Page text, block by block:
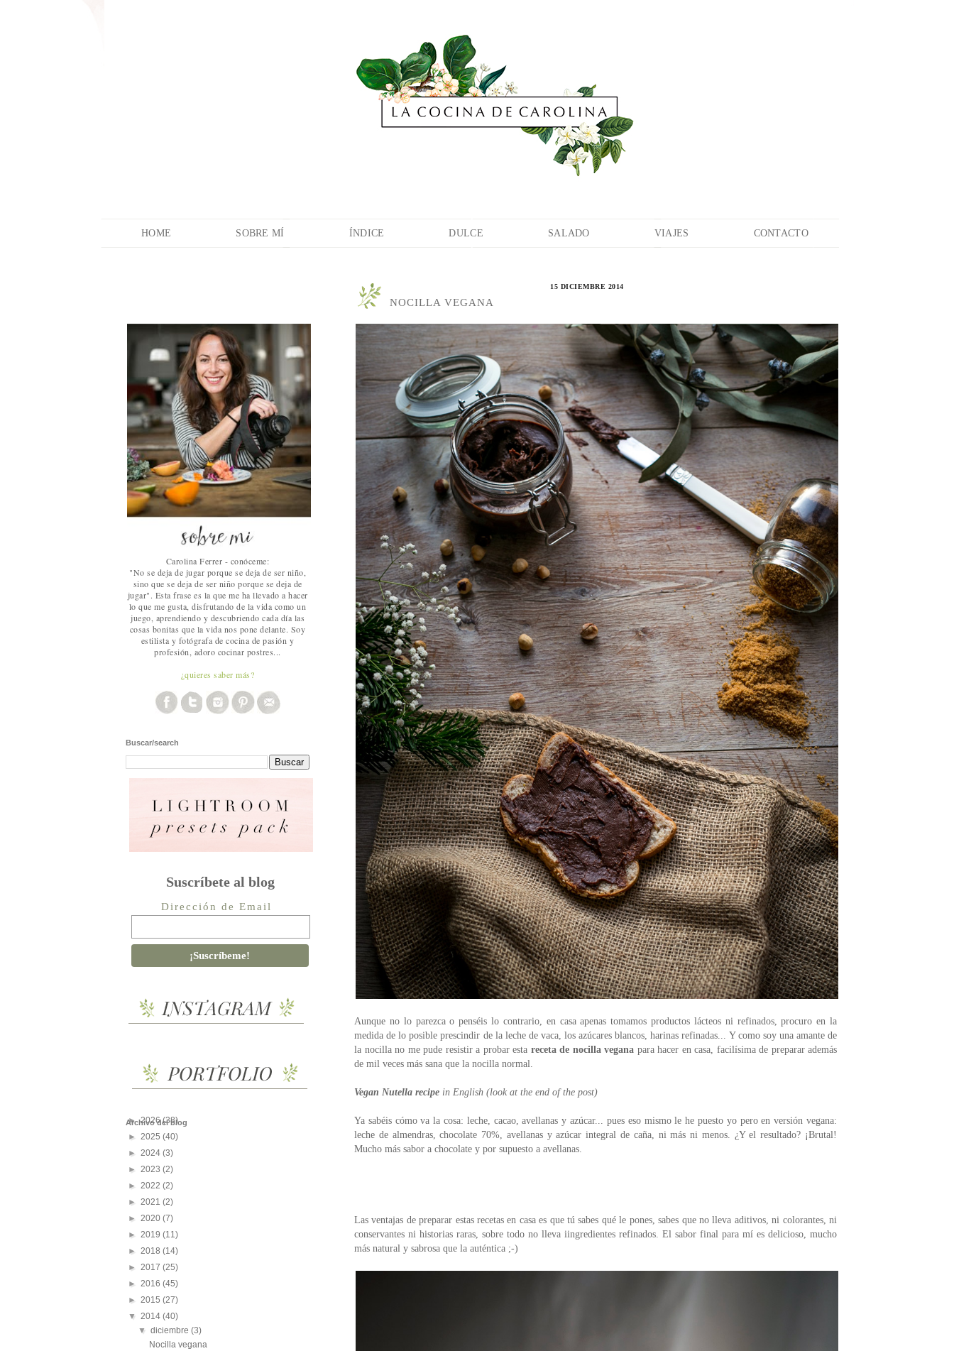
HOME SOBRE MÍ ÍNDICE DULCE SALADO VIAJES CONTACTO
15 DICIEMBRE 2014
NOCILLA VEGANA
Aunque no lo parezca o penséis lo contrario, en casa apenas tomamos productos lácteos ni refinados, procuro en la
medida de lo posible prescindir de la leche de vaca, los azúcares blancos, harinas refinadas... Y como soy una amante de
la nocilla no me pude resistir a probar esta receta de nocilla vegana para hacer en casa, facilísima de preparar además
de mil veces más sana que la nocilla normal.
Vegan Nutella recipe in English (look at the end of the post)
Ya sabéis cómo va la cosa: leche, cacao, avellanas y azúcar... pues eso mismo le he puesto yo pero en versión vegana:
leche de almendras, chocolate 70%, avellanas y azúcar integral de caña, ni más ni menos. ¿Y el resultado? ¡Brutal!
Mucho más sabor a chocolate y por supuesto a avellanas.
Las ventajas de preparar estas recetas en casa es que tú sabes qué le pones, sabes que no lleva aditivos, ni colorantes, ni
conservantes ni historias raras, sobre todo no lleva iingredientes refinados. El sabor final para mí es delicioso, mucho
más natural y sabrosa que la auténtica ;-)
Carolina Ferrer - conóceme:
"No se deja de jugar porque se deja de ser niño,
sino que se deja de ser niño porque se deja de
jugar". Esta frase es la que me ha llevado a hacer
lo que me gusta, disfrutando de la vida como un
juego, aprendiendo y descubriendo cada día las
cosas bonitas que la vida nos pone delante. Soy
estilista y fotógrafa de cocina de pasión y
profesión, adoro cocinar postres...
¿quieres saber más?
Buscar/search
Suscríbete al blog
Dirección de Email
Archivo del blog
►2026(38)
► 2025 (40)
► 2024 (3)
► 2023 (2)
► 2022 (2)
► 2021 (2)
► 2020 (7)
► 2019 (11)
► 2018 (14)
► 2017 (25)
► 2016 (45)
► 2015 (27)
▼ 2014 (40)
▼diciembre(3)
Nocilla vegana